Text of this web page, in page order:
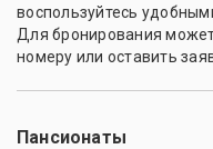
воспользуйтесь
Для бронирования
номеру или оставить
Пансионаты